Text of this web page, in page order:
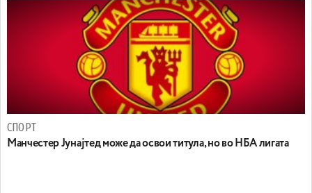
СПОРТ
Манчестер Јунајтед може да освои титула, но во НБА лигата